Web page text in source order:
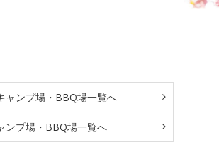
ャンプ場・BBQ場一覧へ
ンプ場・BBQ場一覧へ